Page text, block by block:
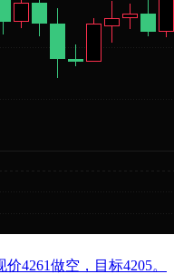
4261做空，目标4205。